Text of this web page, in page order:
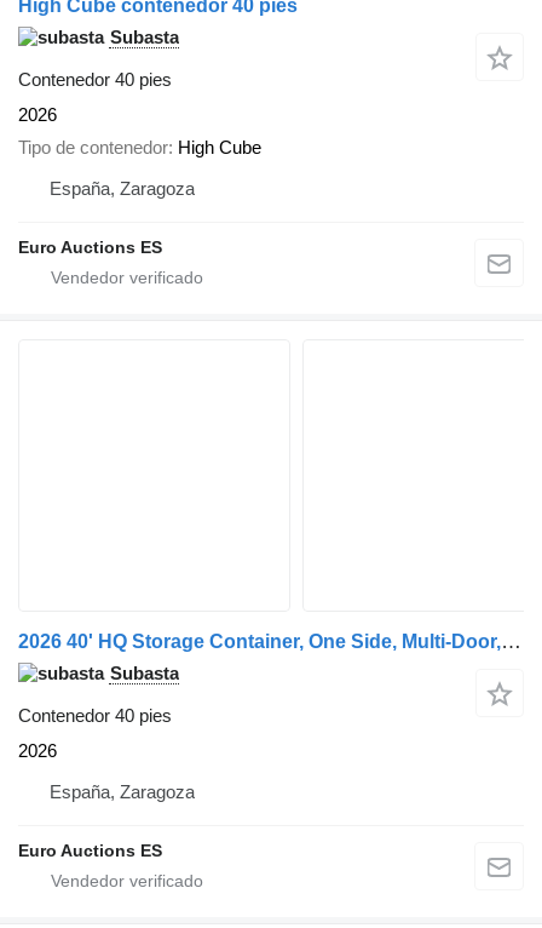
High Cube contenedor 40 pies
Subasta
Contenedor 40 pies
2026
Tipo de contenedor High Cube
España, Zaragoza
Euro Auctions ES
2026 40' HQ Storage Container, One Side, Multi-Door, 4 Doors
Subasta
Contenedor 40 pies
2026
España, Zaragoza
Euro Auctions ES